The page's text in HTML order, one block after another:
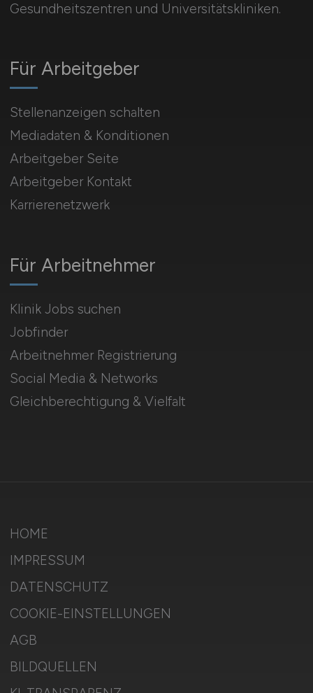
Gesundheitszentren und Universitätskliniken.
Für Arbeitnehmer
Klinik Jobs suchen
Jobfinder
Arbeitnehmer Registrierung
Social Media & Networks
Gleichberechtigung & Vielfalt
Für Arbeitgeber
Stellenanzeigen schalten
Mediadaten & Konditionen
Arbeitgeber Seite
Arbeitgeber Kontakt
Karrierenetzwerk
HOME
IMPRESSUM
DATENSCHUTZ
COOKIE-EINSTELLUNGEN
AGB
BILDQUELLEN